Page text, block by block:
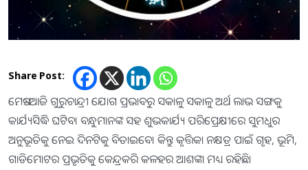
Share Post:
ମେଷ:-ଆଜି ଗୁରୁଚାନ୍ଦ୍ରୀ ଯୋଗ ପ୍ରଭାବରୁ ସକାଳୁ ସକାଳୁ ଅର୍ଥ ଲାଭ ସଙ୍ଗକୁ
କାର୍ଯ୍ୟସିଦ୍ଧି ଘଟିବ। ବନ୍ଧୁମାନଙ୍କ ସହ ଶୁଭକାର୍ଯ୍ୟ ପରିପ୍ରେକ୍ଷୀରେ ସୁମଧୁର
ଅନୁଭୂତିକୁ ନେଇ ଦିନଟିକୁ ବିତାଇବେ। କିନ୍ତୁ କୃତ୍ତିକା ନକ୍ଷତ୍ର ପାଇଁ ଗୃହ, ଭୂମି,
ଗାଡିମୋଟର ପ୍ରଭୃତିକୁ କେନ୍ଦ୍ରକରି କଳହର ଆଶଙ୍କା ମଧ୍ୟ ରହିଛି।